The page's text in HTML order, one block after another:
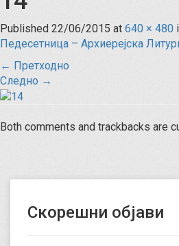
Published 22/06/2015 at 640 × 480
Педесетница – Архиерејска
← Претходно
Следно →
Both comments and trackbacks are
Скорешни објави